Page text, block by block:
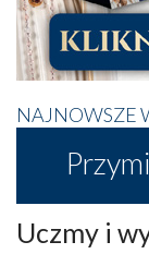
NAJNOWSZE
Uczmy i